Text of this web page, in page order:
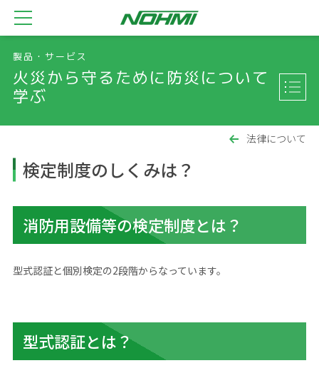
製品・サービス
火災から守るために防災について
学ぶ
法律について
検定制度のしくみは？
消防用設備等の検定制度とは？
型式認証と個別検定の2段階からなっています。
型式認証とは？